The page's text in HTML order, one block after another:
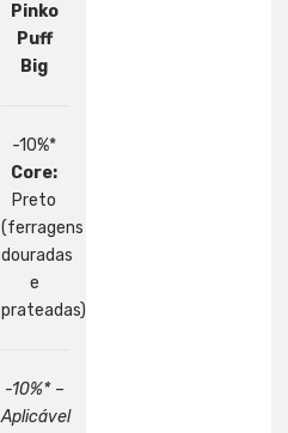
Pinko
Puff
Big
-10%*
Core:
Preto
(ferragens
douradas
e
prateadas)
-10%* –
Aplicável